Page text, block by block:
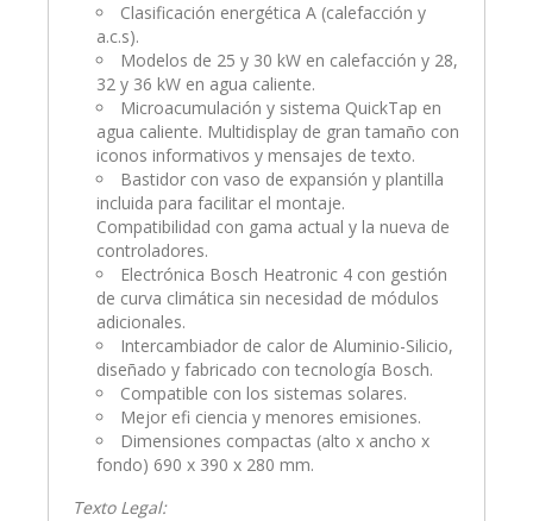
Clasificación energética A (calefacción y
a.c.s).
Modelos de 25 y 30 kW en calefacción y 28,
32 y 36 kW en agua caliente.
Microacumulación y sistema QuickTap en
agua caliente. Multidisplay de gran tamaño con
iconos informativos y mensajes de texto.
Bastidor con vaso de expansión y plantilla
incluida para facilitar el montaje.
Compatibilidad con gama actual y la nueva de
controladores.
Electrónica Bosch Heatronic 4 con gestión
de curva climática sin necesidad de módulos
adicionales.
Intercambiador de calor de Aluminio-Silicio,
diseñado y fabricado con tecnología Bosch.
Compatible con los sistemas solares.
Mejor efi ciencia y menores emisiones.
Dimensiones compactas (alto x ancho x
fondo) 690 x 390 x 280 mm.
Texto Legal: